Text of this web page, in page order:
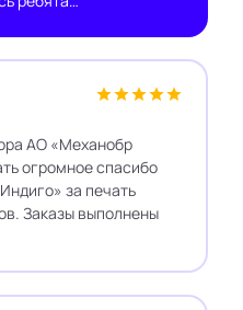
АО «Механобр
огромное спасибо
за печать
Заказы выполнены